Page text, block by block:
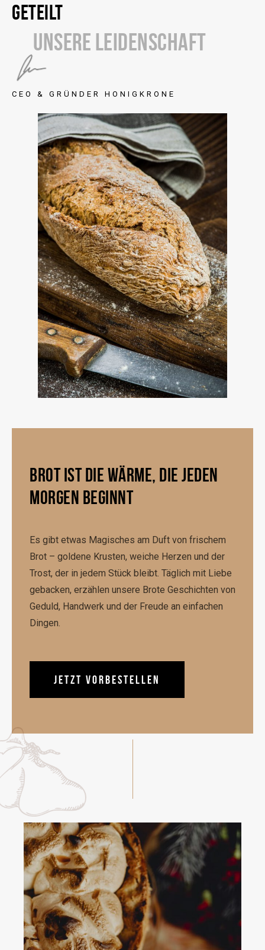
GETEILT
CEO & GRÜNDER HONIGKRONE
UNSERE LEIDENSCHAFT
BROT IST DIE WÄRME, DIE JEDEN
MORGEN BEGINNT
Es gibt etwas Magisches am Duft von frischem
Brot – goldene Krusten, weiche Herzen und der
Trost, der in jedem Stück bleibt. Täglich mit Liebe
gebacken, erzählen unsere Brote Geschichten von
Geduld, Handwerk und der Freude an einfachen
Dingen.
JETZT VORBESTELLEN